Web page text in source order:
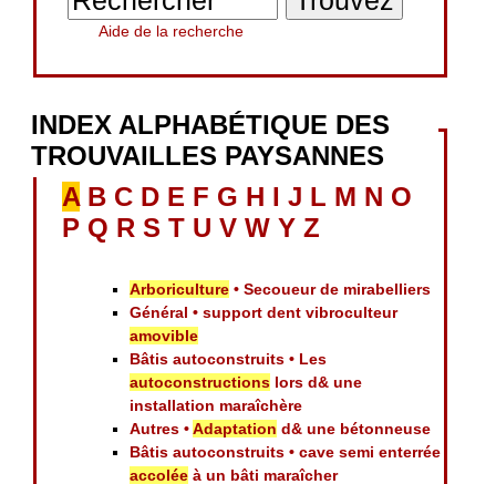
Aide de la recherche
INDEX ALPHABÉTIQUE DES
TROUVAILLES PAYSANNES
A B C D E F G H I J L M N O
P Q R S T U V W Y Z
Arboriculture • Secoueur de mirabelliers
Général • support dent vibroculteur
amovible
Bâtis autoconstruits • Les
autoconstructions lors d& une
installation maraîchère
Autres •Adaptation d& une bétonneuse
Bâtis autoconstruits • cave semi enterrée
accolée à un bâti maraîcher